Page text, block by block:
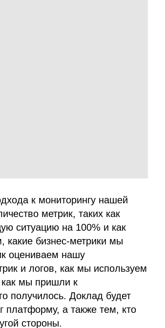
к мониторингу нашей
метрик, таких как
ситуацию на 100% и как
какие бизнес-метрики мы
оцениваем нашу
и логов, как мы используем
мы пришли к
получилось. Доклад будет
платформу, а также тем, кто
стороны.